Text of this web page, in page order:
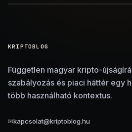
KRIPTOBLOG
Független magyar kripto-
szabályozás és piaci háttér egy
több használható kontextus.
✉kapcsolat@kriptoblog.hu